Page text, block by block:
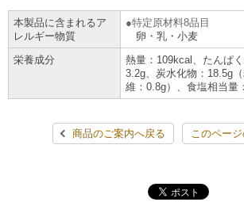
チケット
プリペイドサービス
スポーツ振興くじ
行政サービス
スマホプリペイド
レジでApple Accountにチャージ
オンラインフォトサービス
コインランドリー（店舗限定）
JTB
国内店舗数
売上高、店舗数推移
セブン‐イレブンの海外事業
データで見るセブン‐イレブン
セブン‐イレブンの「商品力」
4VISIONS
サステナビリティニュース
サステナビリティレポート
報告書ライブラリー
English (Corporate)
English (Services)
简体中文(服务)
한국어(서비스)
本製品に含まれるア
レルギー物質
特定原材料8品目
卵・乳・小麦
栄養成分
熱量：109kcal、たんぱ
3.2g、炭水化物：18.5g
維：0.8g）、食塩相当量
商品のご案内へ戻る このペー